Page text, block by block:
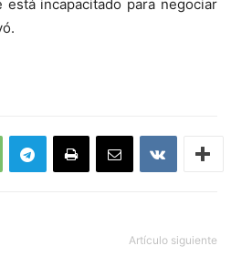
incapacitado para negociar
Artículo siguiente